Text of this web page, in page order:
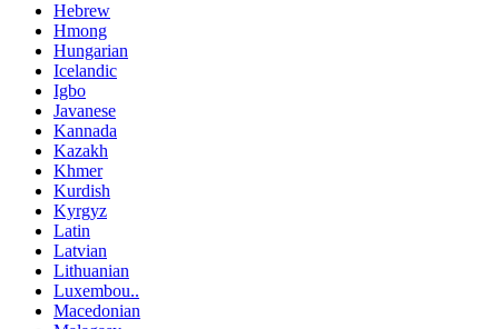
Hebrew
Hmong
Hungarian
Icelandic
Igbo
Javanese
Kannada
Kazakh
Khmer
Kurdish
Kyrgyz
Latin
Latvian
Lithuanian
Luxembou..
Macedonian